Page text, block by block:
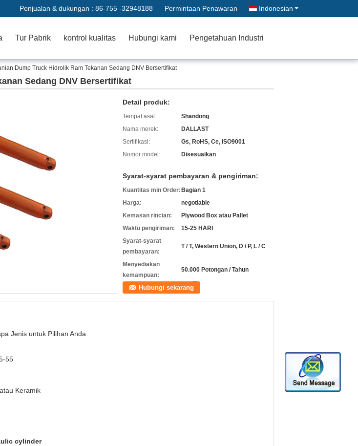
Penjualan & dukungan : 86-755 -32948188 Permintaan Penawaran Indonesian
Tur Pabrik kontrol kualitas Hubungi kami Pengetahuan Industri
Dump Truck Hidrolik Ram Tekanan Sedang DNV Bersertifikat
Sedang DNV Bersertifikat
Detail produk:
Tempat asal:
Shandong
Nama merek:
DALLAST
Sertifikasi:
Gs, RoHS, Ce, ISO9001
Nomor model:
Disesuaikan
Syarat-syarat pembayaran & pengiriman:
Kuantitas min Order: Bagian 1
Harga:
negotiable
Kemasan rincian:
Plywood Box atau Pallet
Waktu pengiriman:
15-25 HARI
Syarat-syarat
pembayaran:
T / T, Western Union, D / P, L / C
Menyediakan
kemampuan:
50.000 Potongan / Tahun
Hubungi sekarang
Jenis untuk Pilihan Anda
55
Keramik
cylinder